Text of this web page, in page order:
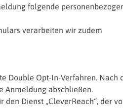
folgende
verarbeiten wir zudem
Double Opt-In-Verfahren.
Anmeldung abschließen.
Dienst „CleverReach“, der